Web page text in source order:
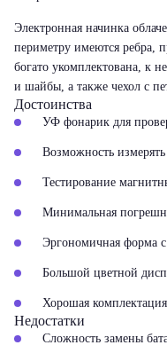
Электронная начинка
периметру имеются ребра,
богато укомплектована, к
и шайбы, а также чехол с
Достоинства
УФ фонарик для
Возможность
Тестирование
Минимальная
Эргономичная форма
Большой цветной
Хорошая комплектация
Недостатки
Сложность замены